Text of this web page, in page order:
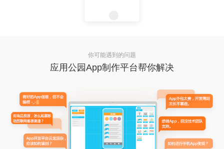
你可能遇到的问题
应用公园App制作平台帮你解决